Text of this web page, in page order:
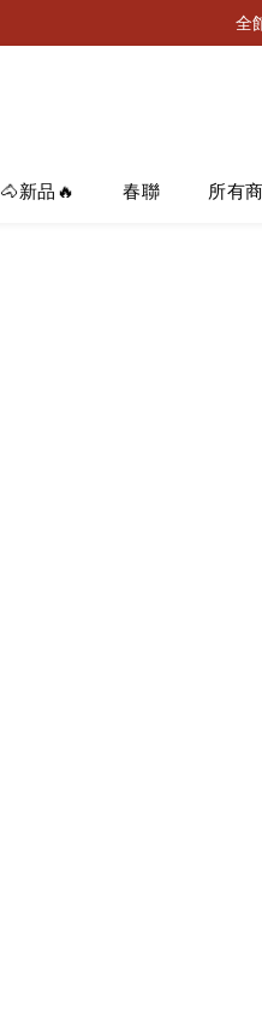
全
🐴新品🔥 春聯 所有